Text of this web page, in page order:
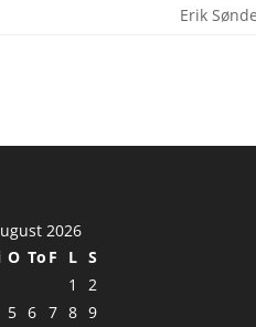
Erik
2026
O To F L S
1
2
5 6 7 8 9